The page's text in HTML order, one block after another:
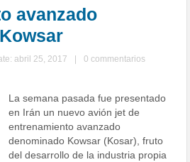
avanzado
abril 25, 2017
0 commentarios
La semana pasada fue presentado
en Irán un nuevo avión jet de
entrenamiento avanzado
denominado Kowsar (Kosar), fruto
del desarrollo de la industria propia